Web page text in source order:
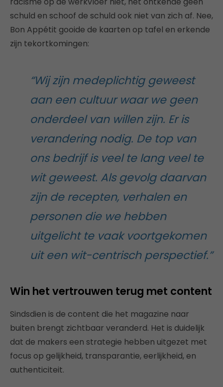
schuld en schoof de schuld ook niet van zich af. Nee,
Bon Appétit gooide de kaarten op tafel en erkende
zijn tekortkomingen:
“Wij zijn medeplichtig geweest
aan een cultuur waar we geen
onderdeel van willen zijn. Er is
verandering nodig. De top van
ons bedrijf is veel te lang veel te
wit geweest. Als gevolg daarvan
zijn de recepten, verhalen en
personen die we hebben
uitgelicht te vaak voortgekomen
uit een wit-centrisch perspectief.”
Win het vertrouwen terug met content
Sindsdien is de content die het magazine naar
buiten brengt zichtbaar veranderd. Het is duidelijk
dat de makers een strategie hebben uitgezet met
focus op gelijkheid, transparantie, eerlijkheid, en
authenticiteit.